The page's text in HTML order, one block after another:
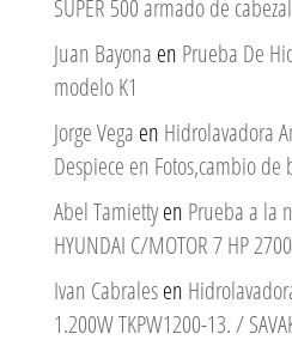
SUPER 500 armado de cabezal
Juan Bayona en Prueba De
modelo K1
Jorge Vega en Hidrolavadora
Despiece en Fotos,cambio de
Abel Tamiettyen Prueba a la
HYUNDAI C/MOTOR 7 HP
Ivan Cabralesen
1.200W TKPW1200-13. /